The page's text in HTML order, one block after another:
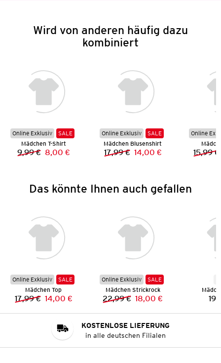
Wird von anderen häufig dazu
kombiniert
Online Exklusiv
SALE
Mädchen T-Shirt
Vorheriger Preis:
9,99 € Neuer Preis:
8,00 €
Online Exklusiv
SALE
Mädchen Blusenshirt
Vorheriger Preis:
17,99 € Neuer Preis:
14,00 €
Online
15,99 €
Das könnte Ihnen auch gefallen
Online Exklusiv
SALE
Mädchen Top
Vorheriger Preis:
17,99 € Neuer Preis:
14,00 €
Online Exklusiv
SALE
Mädchen Strickrock
Vorheriger Preis:
22,99 € Neuer Preis:
18,00 €
KOSTENLOSE LIEFERUNG
in alle deutschen Filialen